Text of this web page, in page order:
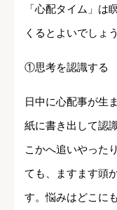
「心配タイム」は
くるとよいでしょう
①思考を認識する
日中に心配事が生
紙に書き出して認
こかへ追いやった
ても、ますます頭
す。悩みはどこに